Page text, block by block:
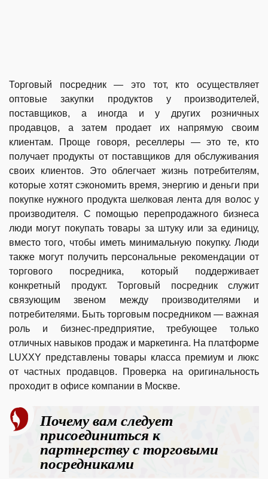
Торговый посредник — это тот, кто осуществляет
оптовые закупки продуктов у производителей,
поставщиков, а иногда и у других розничных
продавцов, а затем продает их напрямую своим
клиентам. Проще говоря, реселлеры — это те, кто
получает продукты от поставщиков для обслуживания
своих клиентов. Это облегчает жизнь потребителям,
которые хотят сэкономить время, энергию и деньги при
покупке нужного продукта шелковая лента для волос у
производителя. С помощью перепродажного бизнеса
люди могут покупать товары за штуку или за единицу,
вместо того, чтобы иметь минимальную покупку. Люди
также могут получить персональные рекомендации от
торгового посредника, который поддерживает
конкретный продукт. Торговый посредник служит
связующим звеном между производителями и
потребителями. Быть торговым посредником — важная
роль и бизнес-предприятие, требующее только
отличных навыков продаж и маркетинга. На платформе
LUXXY представлены товары класса премиум и люкс
от частных продавцов. Проверка на оригинальность
проходит в офисе компании в Москве.
Почему вам следует
присоединиться к
партнерству с торговыми
посредниками